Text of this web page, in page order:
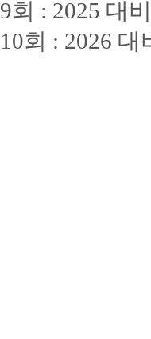
9회 : 2025 대
10회 : 2026